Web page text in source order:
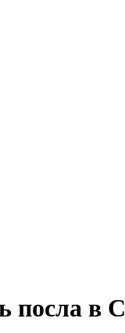
посла